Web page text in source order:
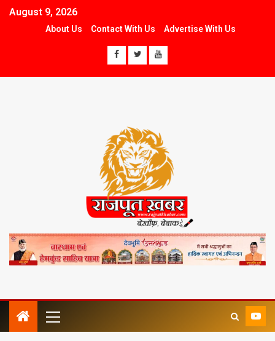
August 9, 2026
About Us Contact With Us Advertise With Us